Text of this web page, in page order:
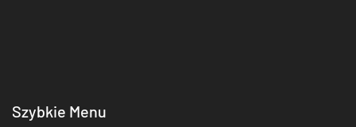
Szybkie Menu